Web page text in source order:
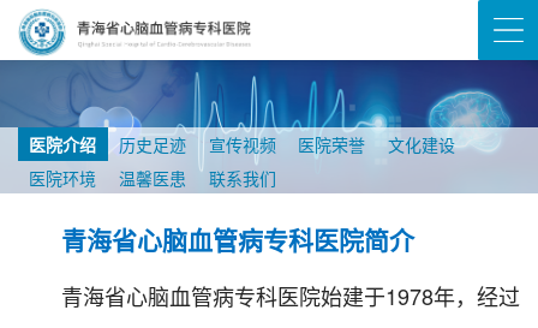
医院介绍 历史足迹 宣传视频 医院荣誉
文化建设
医院环境
温馨医患 联系我们
青海省心脑血管病专科医院简介
青海省心脑血管病专科医院始建于1978年，经过